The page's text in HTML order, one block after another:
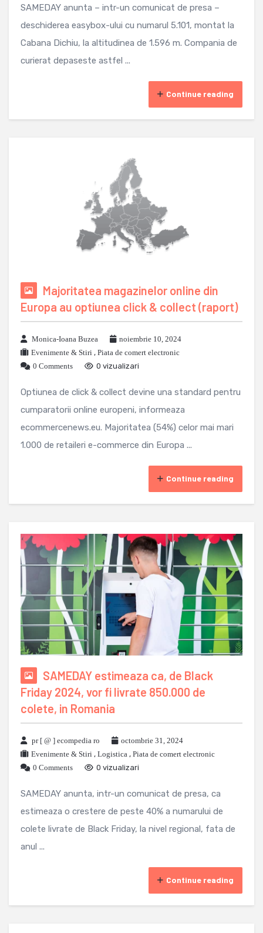
SAMEDAY anunta – intr-un comunicat de presa –
deschiderea easybox-ului cu numarul 5.101, montat la
Cabana Dichiu, la altitudinea de 1.596 m. Compania de
curierat depaseste astfel ...
Continue reading
Majoritatea magazinelor online din
Europa au optiunea click & collect (raport)
Monica-Ioana Buzea
noiembrie 10, 2024
Evenimente & Stiri , Piata de comert electronic
0 Comments
0 vizualizari
Optiunea de click & collect devine una standard pentru
cumparatorii online europeni, informeaza
ecommercenews.eu. Majoritatea (54%) celor mai mari
1.000 de retaileri e-commerce din Europa ...
Continue reading
SAMEDAY estimeaza ca, de Black
Friday 2024, vor fi livrate 850.000 de
colete, in Romania
pr [ @ ] ecompedia ro
octombrie 31, 2024
Evenimente & Stiri , Logistica , Piata de comert electronic
0 Comments
0 vizualizari
SAMEDAY anunta, intr-un comunicat de presa, ca
estimeaza o crestere de peste 40% a numarului de
colete livrate de Black Friday, la nivel regional, fata de
anul ...
Continue reading